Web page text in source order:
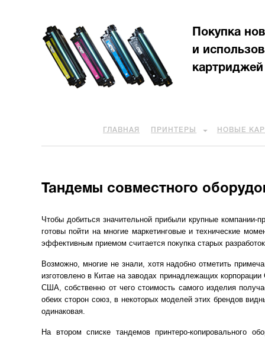
Покупка
и
картриджей
ГЛАВНАЯ ПРИНТЕРЫ НОВЫЕ
Тандемы совместного
Чтобы добиться значительной прибыли крупные
готовы пойти на многие маркетинговые и технические
эффективным приемом считается покупка старых
Возможно, многие не знали, хотя надобно отметить
изготовлено в Китае на заводах принадлежащих
США, собственно от чего стоимость самого изделия
обеих сторон союз, в некоторых моделей этих брендов
одинаковая.
На втором списке тандемов принтеро-копировального